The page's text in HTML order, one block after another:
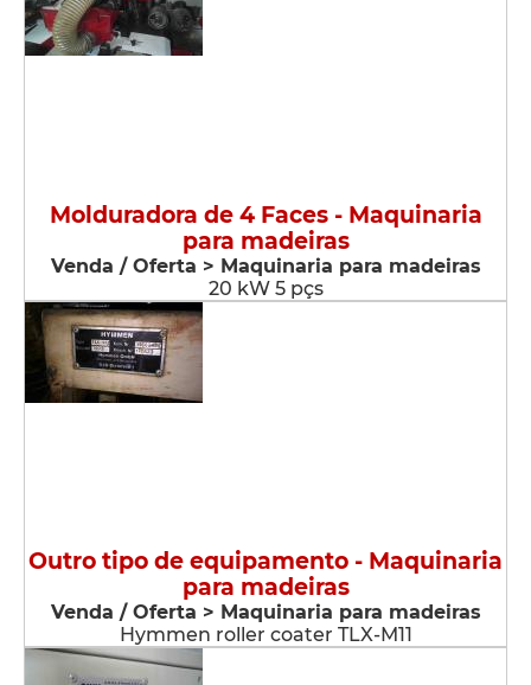
Molduradora de 4 Faces - Maquinaria
para madeiras
Venda / Oferta > Maquinaria para madeiras
20 kW 5 pçs
Outro tipo de equipamento - Maquinaria
para madeiras
Venda / Oferta > Maquinaria para madeiras
Hymmen roller coater TLX-M11